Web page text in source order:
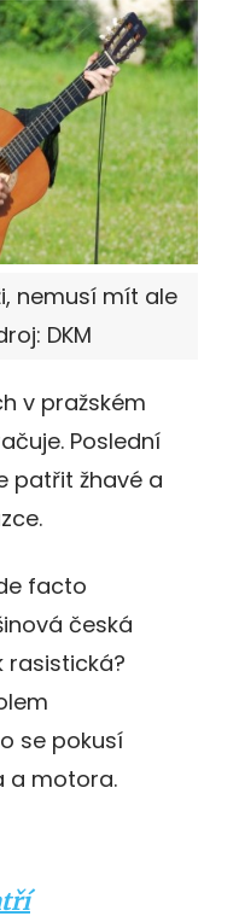
nemusí mít ale
DKM
v pražském
Poslední
patřit žhavé a
facto
česká
rasistická?
se pokusí
a motora.